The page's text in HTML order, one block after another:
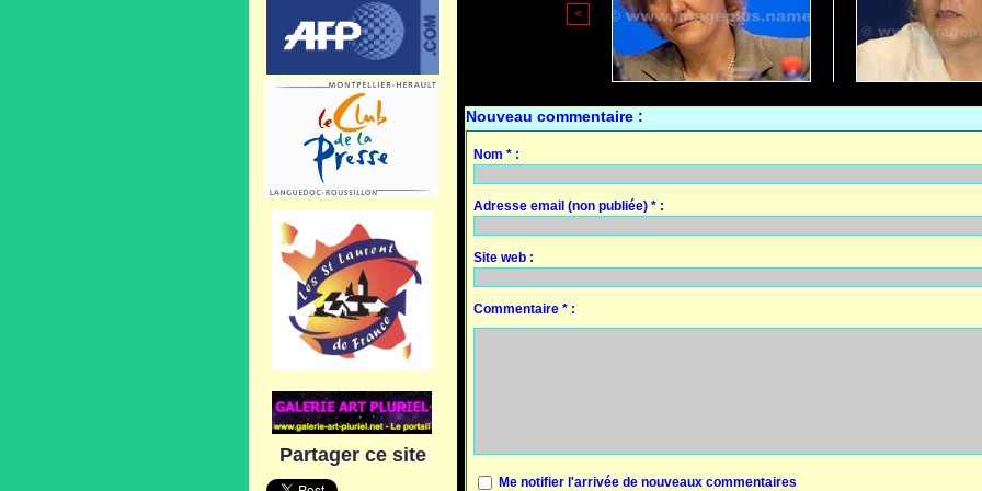
Partager ce site
<
Nouveau commentaire :
Nom * :
Adresse email (non publiée) * :
Site web :
Commentaire * :
Me notifier l'arrivée de nouveaux commentaires